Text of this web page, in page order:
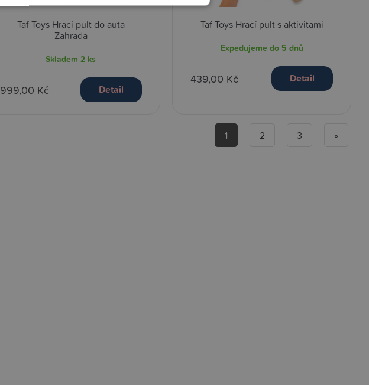
Taf Toys Hrací pult do auta
Zahrada
Skladem2 ks
999,00 Kč Detail
Taf Toys Hrací pult s aktivitami
Expedujeme do 5 dnů
439,00 Kč Detail
1 2 3 »